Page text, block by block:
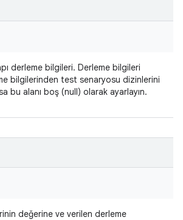
derleme bilgileri. Derleme bilgileri
bilgilerinden test senaryosu dizinlerini
bu alanı boş (null) olarak ayarlayın.
değerine ve verilen derleme